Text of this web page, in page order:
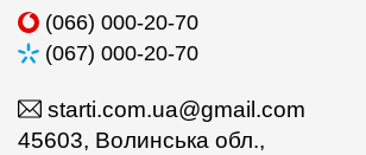
(066) 000-20-70
(067) 000-20-70
starti.com.ua@gmail.com
45603, Волинська обл.,